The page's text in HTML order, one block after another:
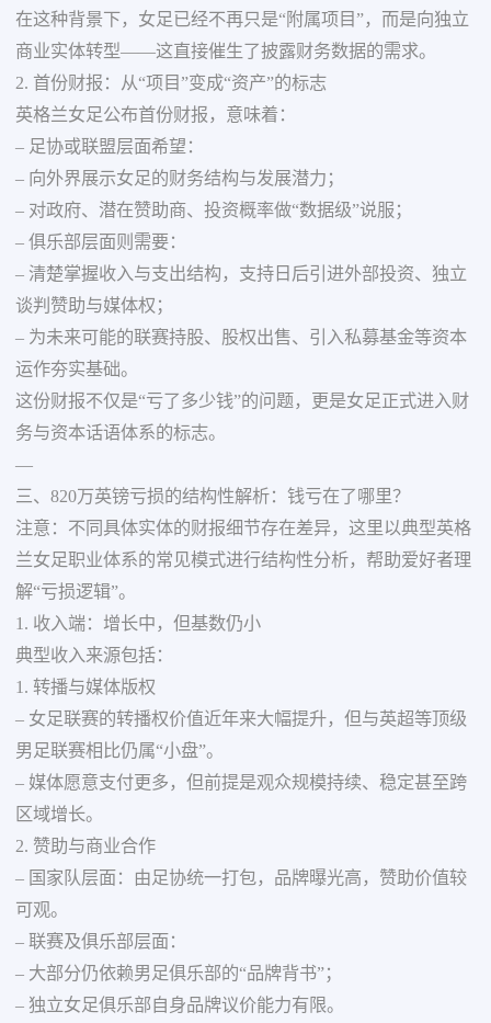
在这种背景下，女足已经不再只是“附属项目”，而是向独立
商业实体转型——这直接催生了披露财务数据的需求。
2. 首份财报：从“项目”变成“资产”的标志
英格兰女足公布首份财报，意味着：
– 足协或联盟层面希望：
– 向外界展示女足的财务结构与发展潜力；
– 对政府、潜在赞助商、投资概率做“数据级”说服；
– 俱乐部层面则需要：
– 清楚掌握收入与支出结构，支持日后引进外部投资、独立
谈判赞助与媒体权；
– 为未来可能的联赛持股、股权出售、引入私募基金等资本
运作夯实基础。
这份财报不仅是“亏了多少钱”的问题，更是女足正式进入财
务与资本话语体系的标志。
—
三、820万英镑亏损的结构性解析：钱亏在了哪里？
注意：不同具体实体的财报细节存在差异，这里以典型英格
兰女足职业体系的常见模式进行结构性分析，帮助爱好者理
解“亏损逻辑”。
1. 收入端：增长中，但基数仍小
典型收入来源包括：
1. 转播与媒体版权
– 女足联赛的转播权价值近年来大幅提升，但与英超等顶级
男足联赛相比仍属“小盘”。
– 媒体愿意支付更多，但前提是观众规模持续、稳定甚至跨
区域增长。
2. 赞助与商业合作
– 国家队层面：由足协统一打包，品牌曝光高，赞助价值较
可观。
– 联赛及俱乐部层面：
– 大部分仍依赖男足俱乐部的“品牌背书”；
– 独立女足俱乐部自身品牌议价能力有限。